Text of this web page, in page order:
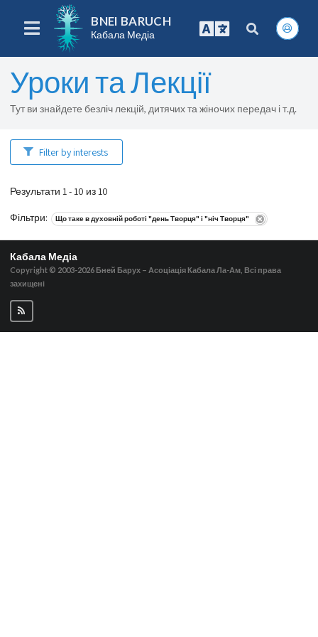
BNEI BARUCH
Кабала Медіа
Уроки та Лекції
Тут ви знайдете безліч лекцій, дитячих та жіночих передач і т.д.
Filter by interests
Результати 1 - 10 из 10
Фільтри: Що таке в духовній роботі "день Творця" і "ніч Творця"
Кабала Медіа
Copyright © 2003-2026 Бней Барух – Асоціація Кабала Ла-Ам, Всі права
захищені